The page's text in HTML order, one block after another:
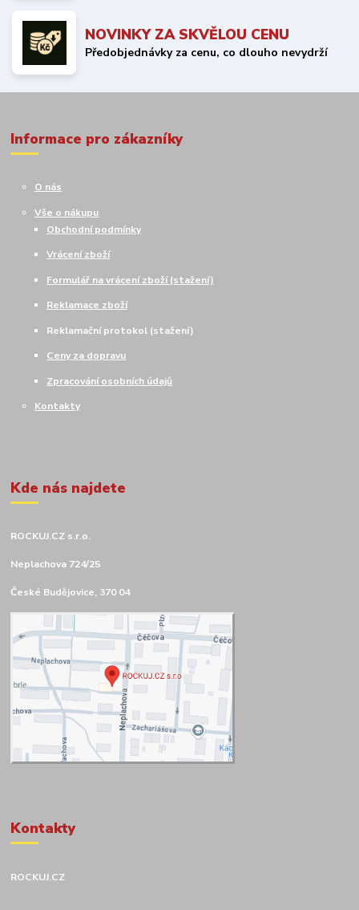
NOVINKY ZA SKVĚLOU CENU
Předobjednávky za cenu, co dlouho nevydrží
Informace pro zákazníky
O nás
Vše o nákupu
Obchodní podmínky
Vrácení zboží
Formulář na vrácení zboží (stažení)
Reklamace zboží
Reklamační protokol (stažení)
Ceny za dopravu
Zpracování osobních údajů
Kontakty
Kde nás najdete
ROCKUJ.CZ s.r.o.
Neplachova 724/25
České Budějovice, 370 04
Kontakty
ROCKUJ.CZ